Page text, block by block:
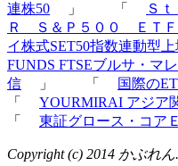
連株50
」 「
Ｓ
Ｒ Ｓ＆Ｐ５００ ＥＴＦ
イ株式SET50指数連動型
FUNDS FTSEブルサ・マ
信
」 「 国際の
「
YOURMIRAI アジア
「
東証グロース・コア
Copyright (c) 2014 かぶれん